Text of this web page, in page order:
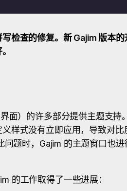
检查的修复。新 Gajim 版本
面）的许多部分提供主题支
样式没有立即应用，导致对
问题时，Gajim 的主题窗口也
的工作取得了一些进展：